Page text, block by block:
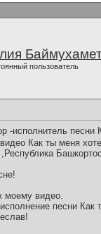
пользователь
-исполнитель песни
Как ты меня
моему видео.
песни Как